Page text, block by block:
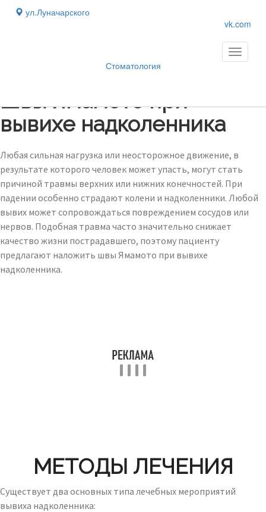
ул.Луначарского
vk.com
Стоматология
Toggle
Швы Ямамото при
вывихе надколенника
Любая сильная нагрузка или неосторожное движение, в
результате которого человек может упасть, могут стать
причиной травмы верхних или нижних конечностей. При
падении особенно страдают колени и надколенники. Любой
вывих может сопровождаться повреждением сосудов или
нервов. Подобная травма часто значительно снижает
качество жизни пострадавшего, поэтому пациенту
предлагают наложить швы Ямамото при вывихе
надколенника.
МЕТОДЫ ЛЕЧЕНИЯ
Существует два основных типа лечебных мероприятий
вывиха надколенника: